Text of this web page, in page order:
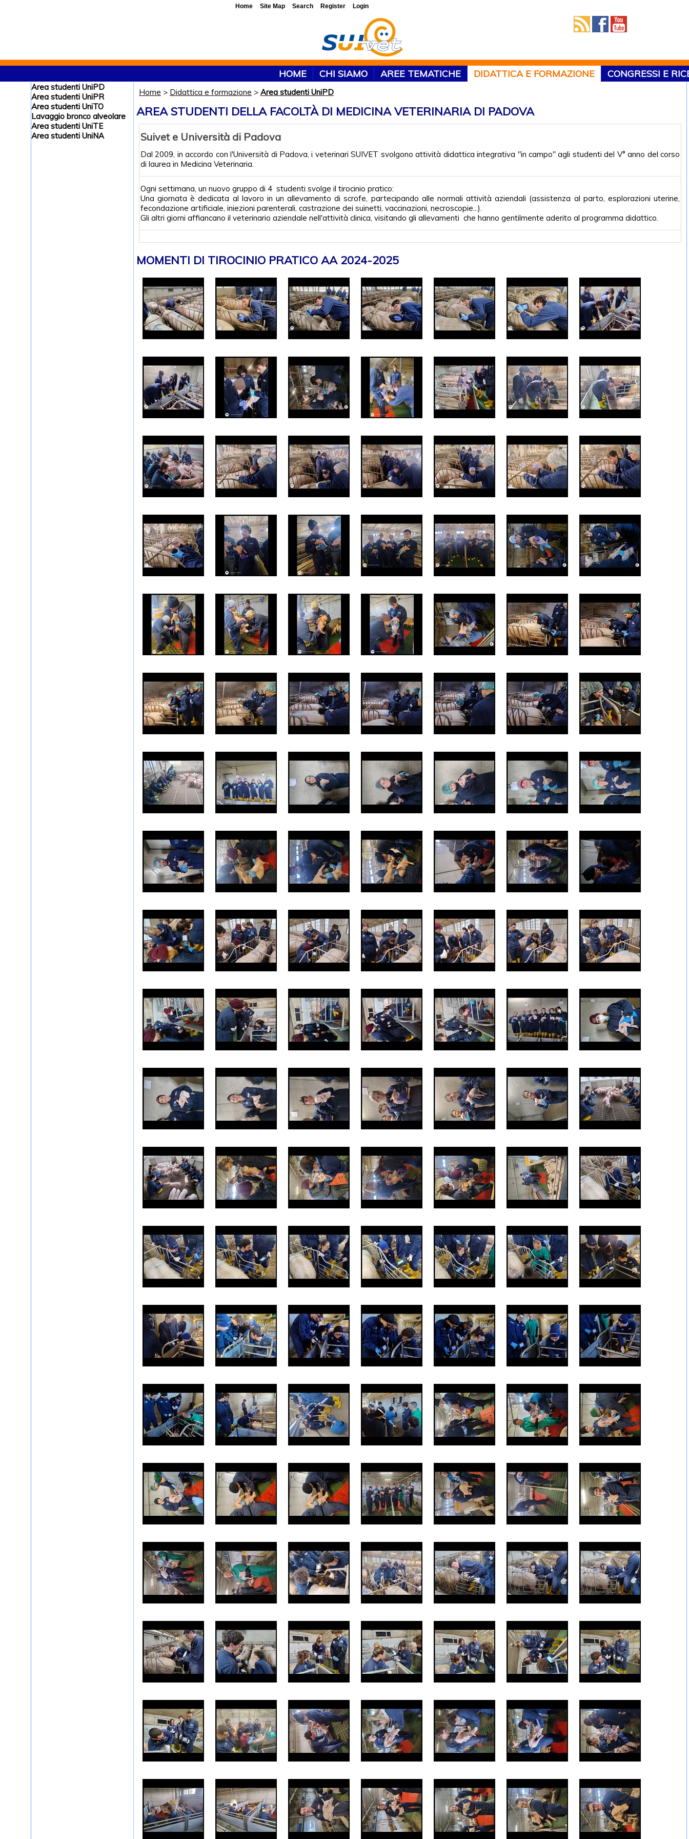
HOME CHI SIAMO AREE TEMATICHE DIDATTICA E FORMAZIONE CONGRESSI E
Area studenti UniPD
Area studenti UniPR
Area studenti UniTO
Lavaggio bronco alveolare
Area studenti UniTE
Area studenti UniNA
Home > Didattica e formazione > Area studenti UniPD
AREA STUDENTI DELLA FACOLTÀ DI MEDICINA VETERINARIA DI PADOVA
Suivet e Università di Padova
Dal 2009, in accordo con l'Università di Padova, i veterinari SUIVET svolgono attività didattica integrativa "in campo" agli studenti del V° anno del corso
di laurea in Medicina Veterinaria.
Ogni settimana, un nuovo gruppo di 4 studenti svolge il tirocinio pratico:
Una giornata è dedicata al lavoro in un allevamento di scrofe, partecipando alle normali attività aziendali (assistenza al parto, esplorazioni uterine,
fecondazione artificiale, iniezioni parenterali, castrazione dei suinetti, vaccinazioni, necroscopie...).
Gli altri giorni affiancano il veterinario aziendale nell'attività clinica, visitando gli allevamenti che hanno gentilmente aderito al programma didattico.
MOMENTI DI TIROCINIO PRATICO AA 2024-2025
Home Site Map Search Register Login